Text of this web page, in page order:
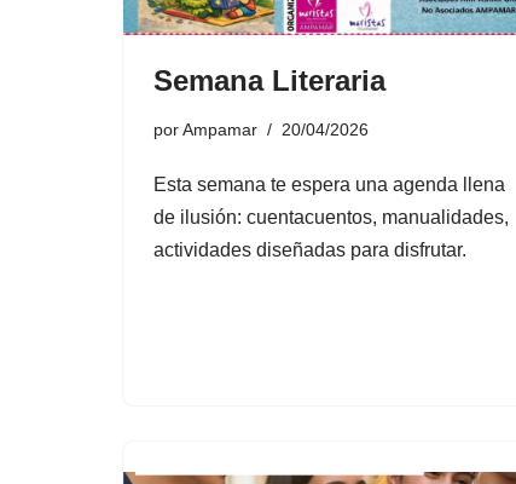
Semana Literaria
porAmpamar 20/04/2026
Esta semana te espera una agenda llena
de ilusión: cuentacuentos, manualidades,
actividades diseñadas para disfrutar.